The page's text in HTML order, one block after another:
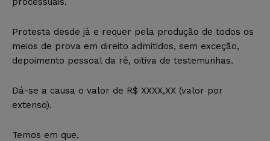
Protesta desde já e requer pela produção de todos os
meios de prova em direito admitidos, sem exceção,
depoimento pessoal da ré, oitiva de testemunhas.
Dá-se a causa o valor de R$ XXXX,XX (valor por
extenso).
Temos em que,